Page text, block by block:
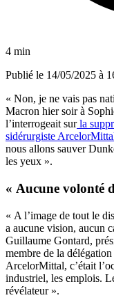
4 min
Publié le 14/05/2025 à
« Non, je ne vais pas
Macron hier soir à
l’interrogeait surla
sidérurgiste
nous allons sauver
les yeux ».
« Aucune volonté
« A l’image de tout le
a aucune vision, aucun
Guillaume Gontard,
membre de la
ArcelorMittal, c’était
industriel, les emplois.
révélateur ».